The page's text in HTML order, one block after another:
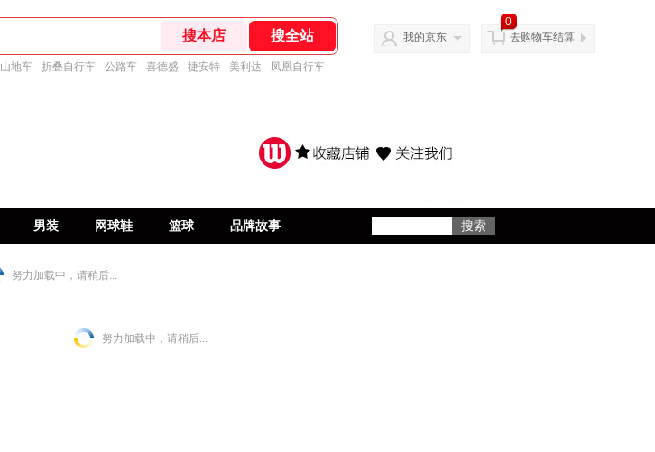
山地车 折叠自行车 公路车 喜德盛 捷安特 美利达 凤凰自行车
我的京东
0
去购物车结算
男装 网球鞋 篮球 品牌故事
努力加载中，请稍后...
努力加载中，请稍后...